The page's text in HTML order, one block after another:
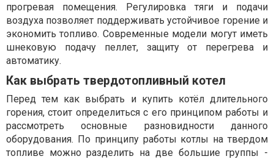
прогревая помещения. Регулировка тяги и подачи
воздуха позволяет поддерживать устойчивое горение и
экономить топливо. Современные модели могут иметь
шнековую подачу пеллет, защиту от перегрева и
автоматику.
Как выбрать твердотопливный котел
Перед тем как выбрать и купить котёл длительного
горения, стоит определиться с его принципом работы и
рассмотреть основные разновидности данного
оборудования. По принципу работы котлы на твердом
топливе можно разделить на две большие группы -